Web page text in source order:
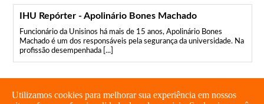
IHU Repórter - Apolinário Bones Machado
Funcionário da Unisinos há mais de 15 anos, Apolinário Bones
Machado é um dos responsáveis pela segurança da universidade. Na
profissão desempenhada [...]
Utilizamos cookies para melhorar sua experiência em nossos